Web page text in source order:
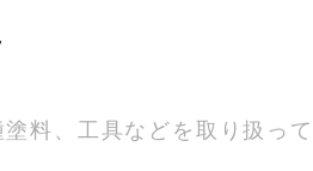
料、工具などを取り扱って